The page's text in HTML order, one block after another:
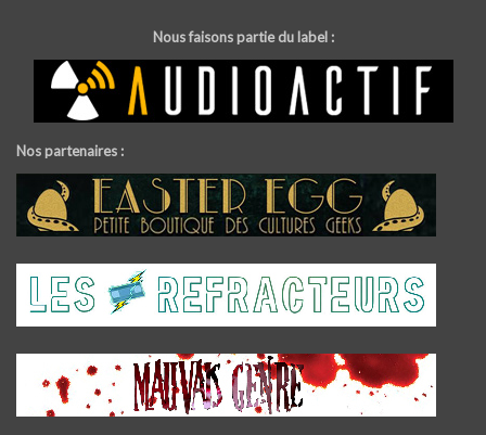
Nous faisons partie du label :
Nos partenaires :